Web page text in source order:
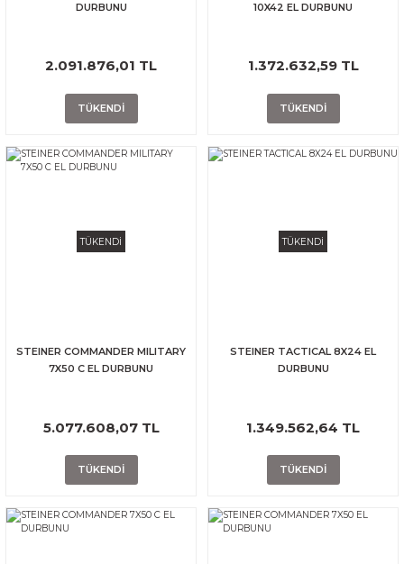
DURBUNU
2.091.876,01 TL
TÜKENDİ
10X42 EL DURBUNU
1.372.632,59 TL
TÜKENDİ
TÜKENDİ
STEINER COMMANDER MILITARY
7X50 C EL DURBUNU
5.077.608,07 TL
TÜKENDİ
TÜKENDİ
STEINER TACTICAL 8X24 EL
DURBUNU
1.349.562,64 TL
TÜKENDİ